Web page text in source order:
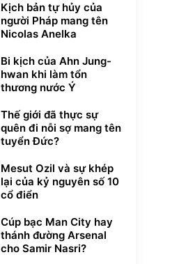
Kịch bản tự hủy của
người Pháp mang tên
Nicolas Anelka
Bi kịch của Ahn Jung-
hwan khi làm tổn
thương nước Ý
Thế giới đã thực sự
quên đi nỗi sợ mang tên
tuyển Đức?
Mesut Ozil và sự khép
lại của kỷ nguyên số 10
cổ điển
Cúp bạc Man City hay
thánh đường Arsenal
cho Samir Nasri?